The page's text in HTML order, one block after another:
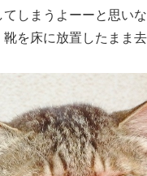
しまうよーーと思い
靴を床に放置したまま去